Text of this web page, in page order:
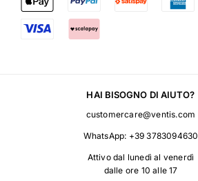
HAI BISOGNO DI AIUTO?
customercare@ventis.com
WhatsApp: +39 3783094630
Attivo dal lunedì al venerdì
dalle ore 10 alle 17